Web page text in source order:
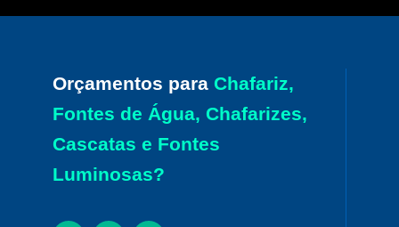
Orçamentos para Chafariz,
Fontes de Água, Chafarizes,
Cascatas e Fontes
Luminosas?